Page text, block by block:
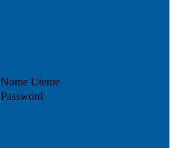
Nome Utente
Password